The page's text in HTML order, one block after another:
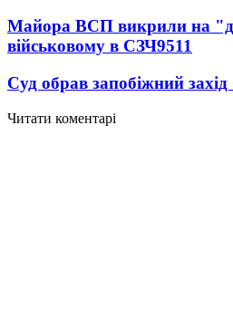
Майора ВСП викрили на
військовому в СЗЧ9511
Суд обрав запобіжний
Читати коментарі